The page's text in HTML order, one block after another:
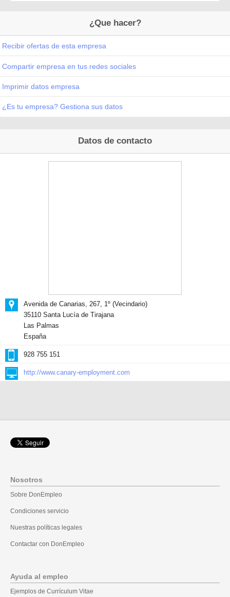
¿Que hacer?
Recibir ofertas de esta empresa
Compartir empresa en tus redes sociales
Imprimir datos empresa
¿Es tu empresa? Gestiona sus datos
Datos de contacto
Avenida de Canarias, 267, 1º (Vecindario)
35110 Santa Lucía de Tirajana
Las Palmas
España
928 755 151
http://www.canary-employment.com
Nosotros
Sobre DonEmpleo
Condiciones servicio
Nuestras políticas legales
Contactar con DonEmpleo
Ayuda al empleo
Ejemplos de Currículum Vitae